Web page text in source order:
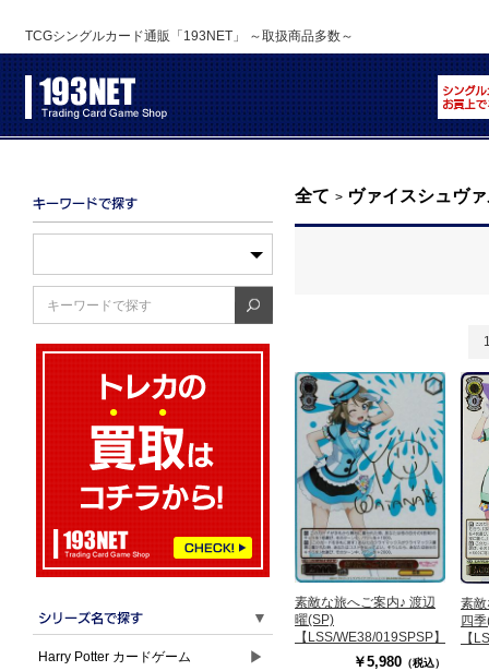
TCGシングルカード通販「193NET」 ～取扱商品多数～
▼
Harry Potter カードゲーム ▶
全て > ヴァイスシュヴ
素敵な旅へご案内♪ 渡辺
曜(SP)
【LSS/WE38/019SPSP】
￥5,980 （税込）
素
四
【